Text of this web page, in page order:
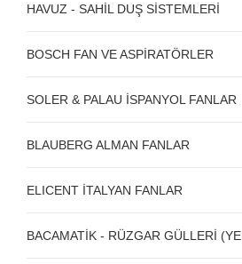
HAVUZ - SAHİL DUŞ SİSTEMLERİ
BOSCH FAN VE ASPİRATÖRLER
SOLER & PALAU İSPANYOL FANLAR
BLAUBERG ALMAN FANLAR
ELICENT İTALYAN FANLAR
BACAMATİK - RÜZGAR GÜLLERİ